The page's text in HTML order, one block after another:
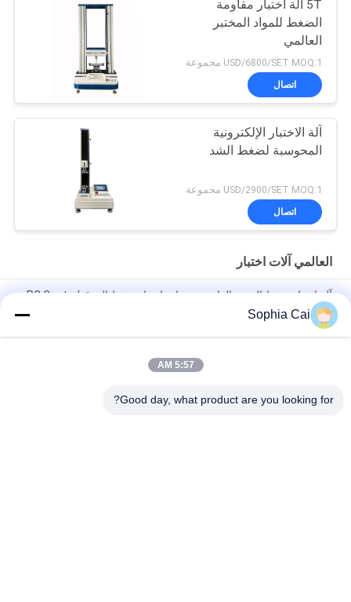
5T آلة اختبار مقاومة
الضغط للمواد المختبر
العالمي
USD/6800/SET MOQ:1 مجموعة
اتصال
آلة الاختبار الإلكترونية
المحوسبة لضغط الشد
USD/2900/SET MOQ:1 مجموعة
اتصال
العالمي آلات اختبار
آلة اختبار ضغط العمود الواحد ، معدات اختبار ضغط الورق PC Control
آلات اختبار عالمية مزدوجة عمود التيار المتردد للبلاستيك / المطاط /
النسيج مع ضمان سنة 1
1 ~ 500mm / min سرعة ارتفاع منخفض درجة حرارة عالميّ يختبر آلة
Sophia Cai
5:57 AM
Good day, what product are you looking for?